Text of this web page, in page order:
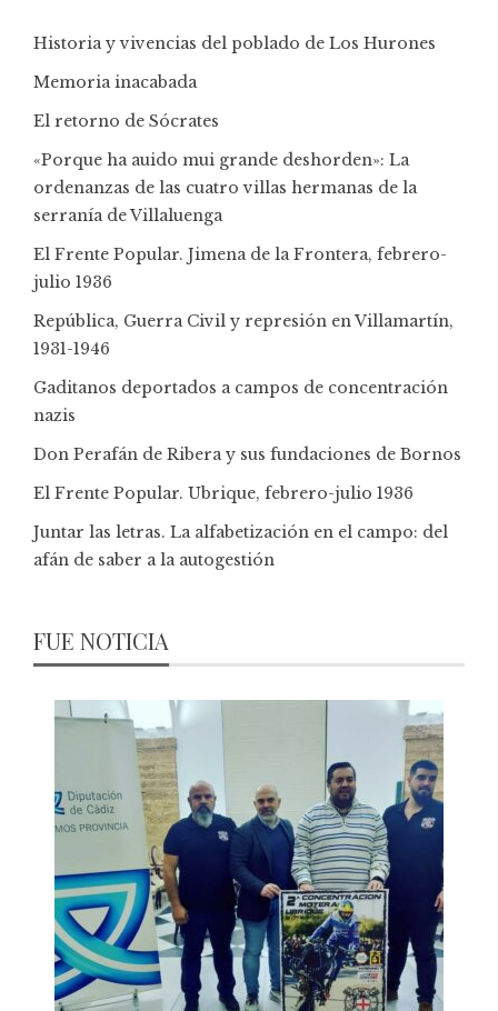
Historia y vivencias del poblado de Los Hurones
Memoria inacabada
El retorno de Sócrates
«Porque ha auido mui grande deshorden»: La
ordenanzas de las cuatro villas hermanas de la
serranía de Villaluenga
El Frente Popular. Jimena de la Frontera, febrero-
julio 1936
República, Guerra Civil y represión en Villamartín,
1931-1946
Gaditanos deportados a campos de concentración
nazis
Don Perafán de Ribera y sus fundaciones de Bornos
El Frente Popular. Ubrique, febrero-julio 1936
Juntar las letras. La alfabetización en el campo: del
afán de saber a la autogestión
FUE NOTICIA